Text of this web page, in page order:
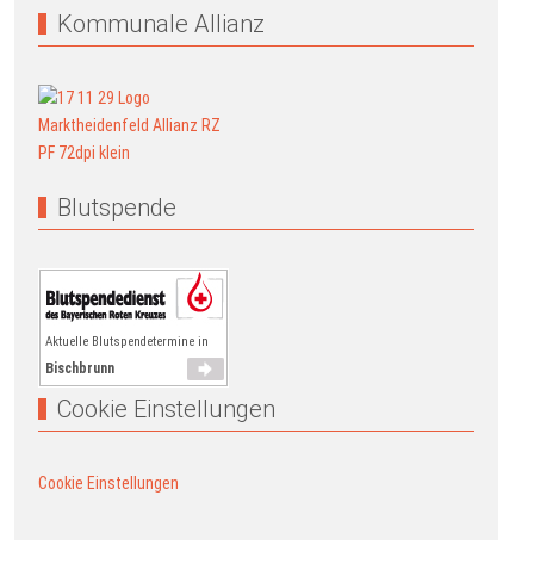
Kommunale Allianz
Blutspende
Aktuelle Blutspendetermine in
Bischbrunn
Cookie Einstellungen
Cookie Einstellungen